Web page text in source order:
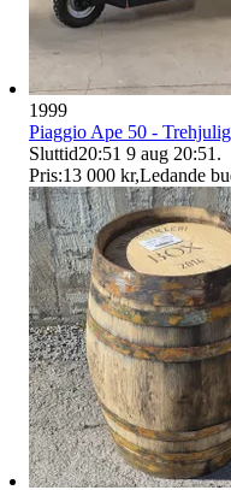
1999
Piaggio Ape 50 -
Sluttid20:51 9 aug 20:51 .
Pris:13 000 kr,Ledande